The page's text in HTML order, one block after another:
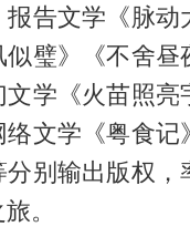
告文学《脉动
璧》《不舍昼
学《火苗照亮
文学《粤食记
别输出版权，
。